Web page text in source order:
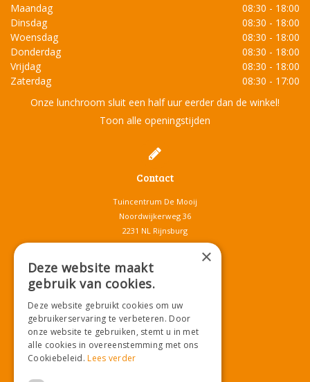
Maandag
08:30 - 18:00
Dinsdag
08:30 - 18:00
Woensdag
08:30 - 18:00
Donderdag
08:30 - 18:00
Vrijdag
08:30 - 18:00
Zaterdag
08:30 - 17:00
Onze lunchroom sluit een half uur eerder dan de winkel!
Toon alle openingstijden
Contact
Tuincentrum De Mooij
Noordwijkerweg 36
2231 NL Rijnsburg
T.071-4080959
info@tuincentrumdemooij.nl
Download onze App!
×
Deze website maakt
gebruik van cookies.
Deze website gebruikt cookies om uw
gebruikerservaring te verbeteren. Door
onze website te gebruiken, stemt u in met
alle cookies in overeenstemming met ons
Cookiebeleid.Lees verder